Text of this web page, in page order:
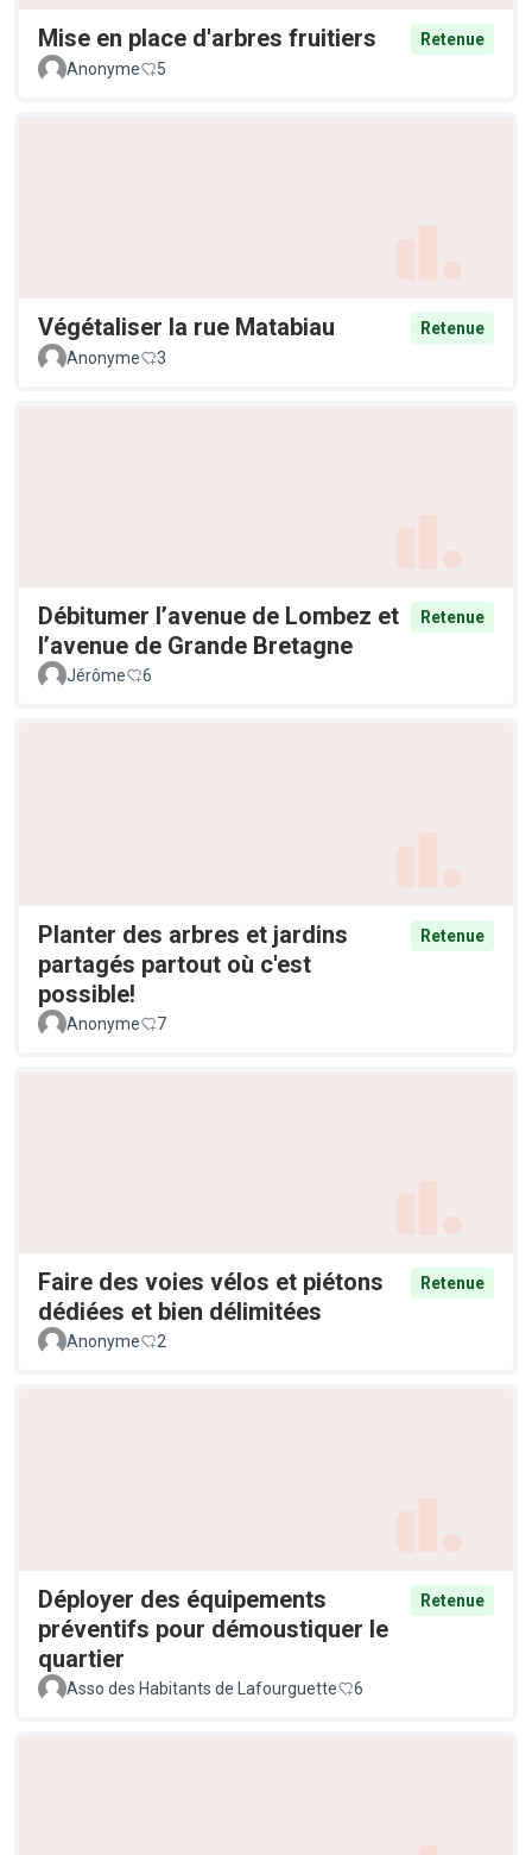
Mise en place d'arbres fruitiers
Retenue
Anonyme
5
Végétaliser la rue Matabiau
Retenue
Anonyme
3
Débitumer l’avenue de Lombez et
l’avenue de Grande Bretagne
Retenue
Jérôme 6
Planter des arbres et jardins
partagés partout où c'est
possible!
Retenue
Anonyme 7
Faire des voies vélos et piétons
dédiées et bien délimitées
Retenue
Anonyme 2
Déployer des équipements
préventifs pour démoustiquer le
quartier
Retenue
Asso des Habitants de Lafourguette 6